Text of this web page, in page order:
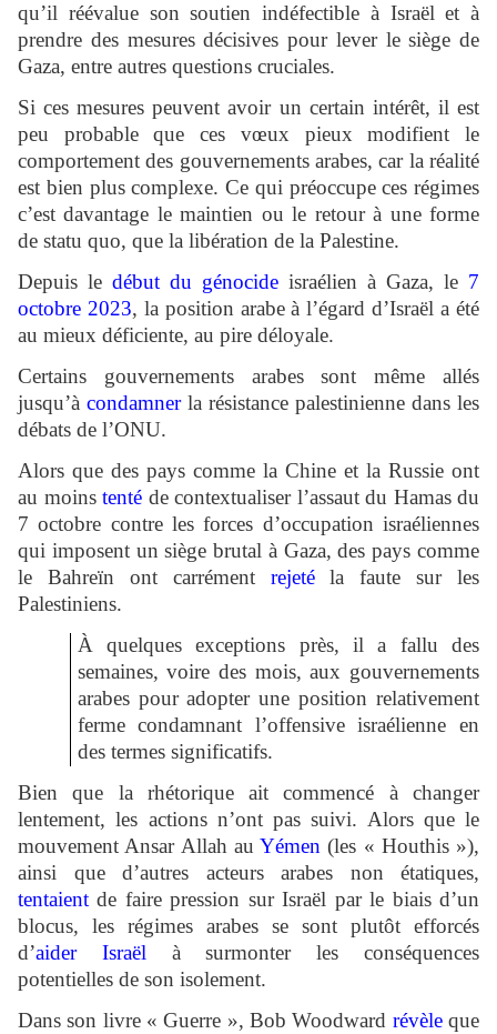
qu’il réévalue son soutien indéfectible à Israël et à
prendre des mesures décisives pour lever le siège de
Gaza, entre autres questions cruciales.
Si ces mesures peuvent avoir un certain intérêt, il est
peu probable que ces vœux pieux modifient le
comportement des gouvernements arabes, car la réalité
est bien plus complexe. Ce qui préoccupe ces régimes
c’est davantage le maintien ou le retour à une forme
de statu quo, que la libération de la Palestine.
Depuis le début du génocide israélien à Gaza, le 7
octobre 2023, la position arabe à l’égard d’Israël a été
au mieux déficiente, au pire déloyale.
Certains gouvernements arabes sont même allés
jusqu’à condamnerla résistance palestinienne dans les
débats de l’ONU.
Alors que des pays comme la Chine et la Russie ont
au moins tenté de contextualiser l’assaut du Hamas du
7 octobre contre les forces d’occupation israéliennes
qui imposent un siège brutal à Gaza, des pays comme
le Bahreïn ont carrément rejetéla faute sur les
Palestiniens.
À quelques exceptions près, il a fallu des
semaines, voire des mois, aux gouvernements
arabes pour adopter une position relativement
ferme condamnant l’offensive israélienne en
des termes significatifs.
Bien que la rhétorique ait commencé à changer
lentement, les actions n’ont pas suivi. Alors que le
mouvement Ansar Allah au Yémen (les « Houthis »),
ainsi que d’autres acteurs arabes non étatiques,
tentaient de faire pression sur Israël par le biais d’un
blocus, les régimes arabes se sont plutôt efforcés
d’aider Israël à surmonter les conséquences
potentielles de son isolement.
Dans son livre « Guerre », Bob Woodward révèleque